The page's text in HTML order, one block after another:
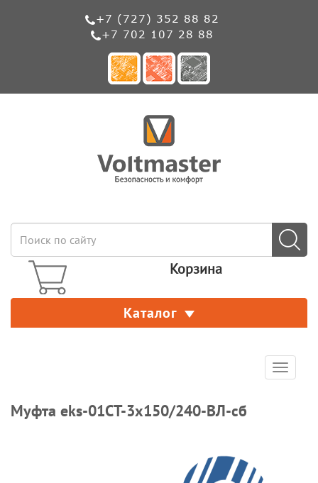
+7 (727) 352 88 82
+7 702 107 28 88
Корзина
Каталог
Toggle
Муфта eks-01СТ-3х150/240-ВЛ-сб